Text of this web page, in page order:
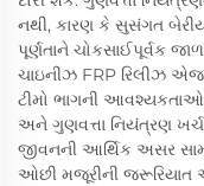
નથી, કારણ કે સુસંગત
પૂર્ણતાને ચોકસાઈપૂર્વક
ચાઇનીઝ FRP રિલીઝ
ટીમો ભાગની
અને ગુણવત્તા નિયંત્રણ
જીવનની આર્થિક અસર
ઓછી મજૂરીની જરૂરિયાત